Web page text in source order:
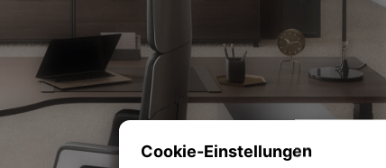
Cookie-Einstellungen